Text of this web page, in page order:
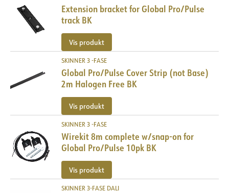
Extension bracket for Global Pro/Pulse
track BK
Vis produkt
SKINNER 3 -FASE
Global Pro/Pulse Cover Strip (not Base)
2m Halogen Free BK
Vis produkt
SKINNER 3 -FASE
Wirekit 8m complete w/snap-on for
Global Pro/Pulse 10pk BK
Vis produkt
SKINNER 3-FASE DALI